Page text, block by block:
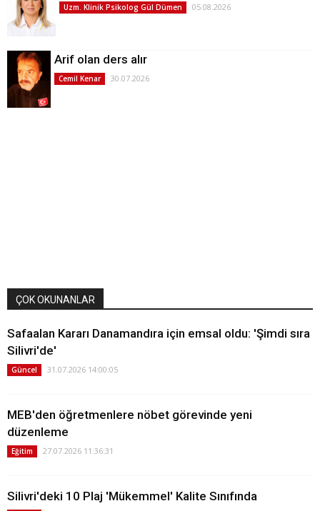
Uzm. Klinik Psikolog Gül Dümen 05.08.2026
Arif olan ders alır
Cemil Kenar 30.07.2026
ÇOK OKUNANLAR
Safaalan Kararı Danamandıra için emsal oldu: 'Şimdi sıra
Silivri'de'
Güncel 31.07.2026 14:00:05
MEB'den öğretmenlere nöbet görevinde yeni
düzenleme
Eğitim 27.07.2026 11:36:31
Silivri'deki 10 Plaj 'Mükemmel' Kalite Sınıfında